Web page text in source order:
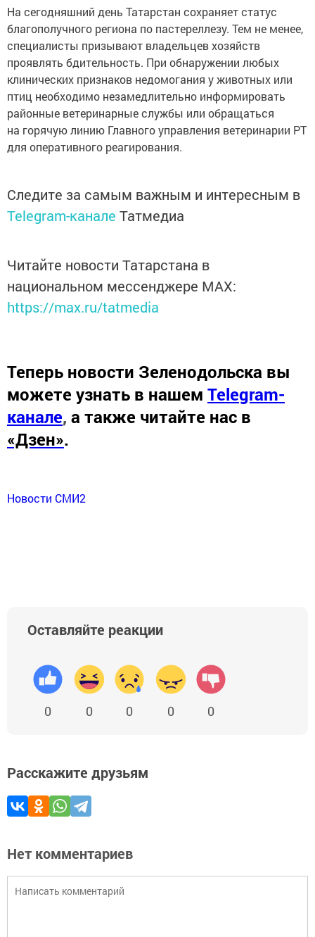
На сегодняшний день Татарстан сохраняет статус
благополучного региона по пастереллезу. Тем не менее,
специалисты призывают владельцев хозяйств
проявлять бдительность. При обнаружении любых
клинических признаков недомогания у животных или
птиц необходимо незамедлительно информировать
районные ветеринарные службы или обращаться
на горячую линию Главного управления ветеринарии РТ
для оперативного реагирования.
Следите за самым важным и интересным в
Telegram-канале Татмедиа
Читайте новости Татарстана в
национальном мессенджере MАХ:
https://max.ru/tatmedia
Теперь новости Зеленодольска вы
можете узнать в нашем Telegram-
канале, а также читайте нас в
«Дзен».
Новости СМИ2
Оставляйте реакции
0 0 0 0 0
Расскажите друзьям
Нет комментариев